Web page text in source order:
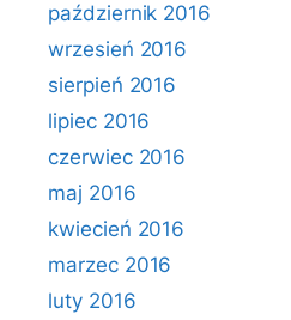
październik 2016
wrzesień 2016
sierpień 2016
lipiec 2016
czerwiec 2016
maj 2016
kwiecień 2016
marzec 2016
luty 2016